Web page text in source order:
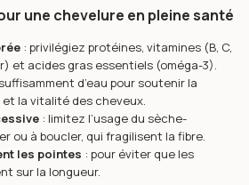
une chevelure en pleine santé
: privilégiez protéines, vitamines (B, C,
et acides gras essentiels (oméga-3).
d’eau pour soutenir la
la vitalité des cheveux.
: limitez l’usage du sèche-
ou à boucler, qui fragilisent la fibre.
les pointes : pour éviter que les
sur la longueur.